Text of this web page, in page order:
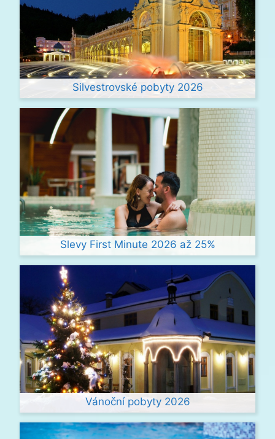
Silvestrovské pobyty 2026
Slevy First Minute 2026 až 25%
Vánoční pobyty 2026